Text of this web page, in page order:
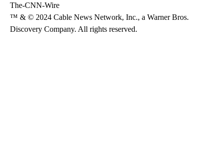
The-CNN-Wire
™ & © 2024 Cable News Network, Inc., a Warner Bros.
Discovery Company. All rights reserved.